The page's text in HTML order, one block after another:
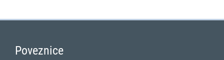
Poveznice